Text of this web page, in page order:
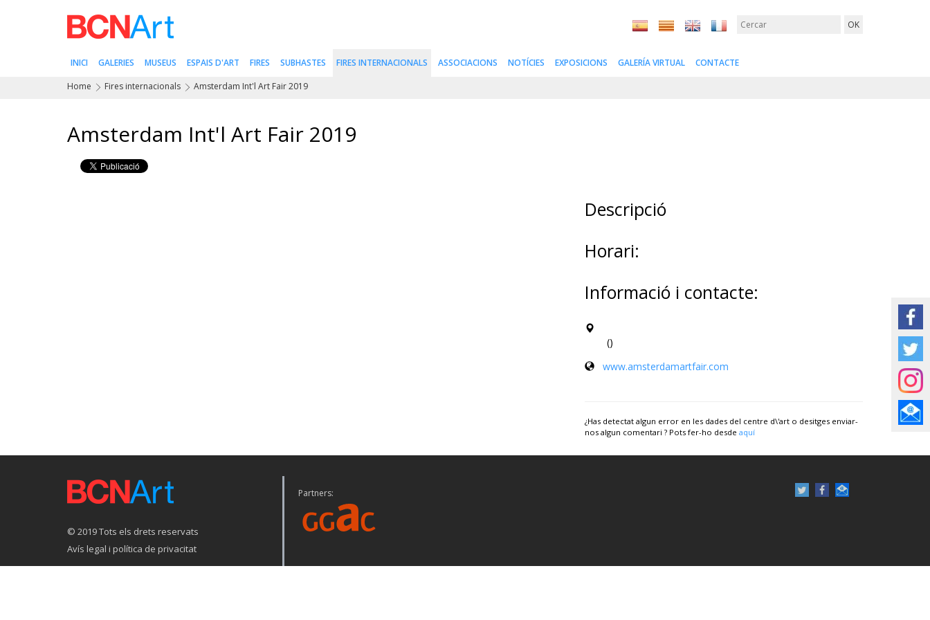
INICI GALERIES MUSEUS ESPAIS D'ART FIRES SUBHASTES FIRES INTERNACIONALS ASSOCIACIONS NOTÍCIES EXPOSICIONS GALERÍA VIRTUAL
CONTACTE
Home
Fires internacionals Amsterdam Int'l Art Fair 2019
Amsterdam Int'l Art Fair 2019
Descripció
Horari:
Informació i contacte:
()
www.amsterdamartfair.com
¿Has detectat algun error en les dades del centre d\'art o desitges enviar-
nos algun comentari ? Pots fer-ho desde aquí
© 2019 Tots els drets reservats
Avís legal i política de privacitat
Partners: